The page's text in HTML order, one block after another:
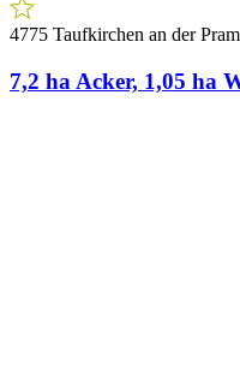
4775 Taufkirchen an der Pram
7,2 ha Acker, 1,05 ha